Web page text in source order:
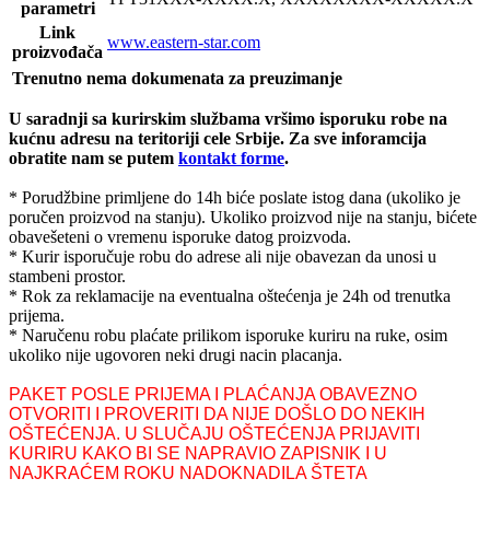
parametri
Link
proizvođača
www.eastern-star.com
Trenutno nema dokumenata za preuzimanje
U saradnji sa kurirskim službama vršimo isporuku robe na
kućnu adresu na teritoriji cele Srbije. Za sve inforamcija
obratite nam se putem kontakt forme.
* Porudžbine primljene do 14h biće poslate istog dana (ukoliko je
poručen proizvod na stanju). Ukoliko proizvod nije na stanju, bićete
obavešeteni o vremenu isporuke datog proizvoda.
* Kurir isporučuje robu do adrese ali nije obavezan da unosi u
stambeni prostor.
* Rok za reklamacije na eventualna oštećenja je 24h od trenutka
prijema.
* Naručenu robu plaćate prilikom isporuke kuriru na ruke, osim
ukoliko nije ugovoren neki drugi nacin placanja.
PAKET POSLE PRIJEMA I PLAĆANJA OBAVEZNO
OTVORITI I PROVERITI DA NIJE DOŠLO DO NEKIH
OŠTEĆENJA. U SLUČAJU OŠTEĆENJA PRIJAVITI
KURIRU KAKO BI SE NAPRAVIO ZAPISNIK I U
NAJKRAĆEM ROKU NADOKNADILA ŠTETA